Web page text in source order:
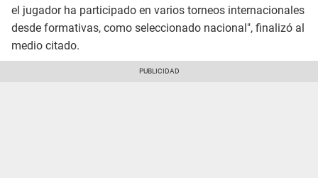
el jugador ha participado en varios torneos internacionales
desde formativas, como seleccionado nacional", finalizó al
medio citado.